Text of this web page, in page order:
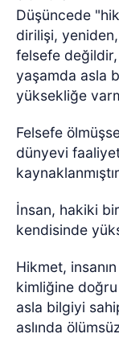
Düşüncede
dirilişi,
felsefe
yaşamda asla
yüksekliğe
Felsefe
dünyevi
İnsan, hakiki
kendisinde
Hikmet,
kimliğine
asla bilgiyi
aslında